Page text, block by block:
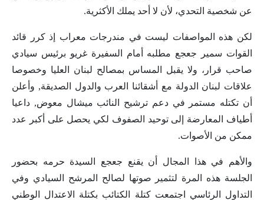
عن شخصية التحدي، لأن لا أحد يملك الأكثرية.
لكن هذه المواصفات ليست في مندرجات معراب إذ كرر قائد
القوات سمير جعجع مطلبه أمام السفيرة غريو برئيس سيادي
صاحب قرار، ولا يقبل المساس بمصالح لبنان العليا وخصوصا
علاقات لبنان الدولة مع أشقائنا العرب والدول الصديقة, وأعلن
أن تكتله مستمر في دعم ترشيح النائب ميشال معوض, داعيا
أطياف المعارضة إلى توحيد الصفوف لكي يحصل على أكبر عدد
ممكن من الأصوات.
والأهم في هذا المجال أن يقنع جعجع السيدة حرمه بحضور
الجلسة هذه المرة لتثمير صوتها لصالح المرشح السيادي وفي
التداول الرئاسي اجتمعت كتلة الكتائب بكتلة الاعتدال الوطني